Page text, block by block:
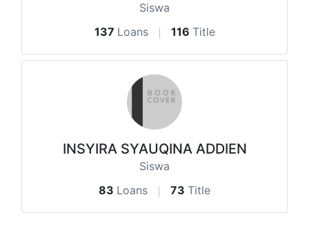
Siswa
137 Loans 116 Title
INSYIRA SYAUQINA ADDIEN
Siswa
83 Loans 73 Title